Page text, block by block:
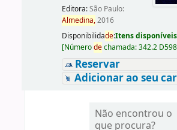
Editora:São Paulo:
Almedina,2016
Disponibilidade:Itens
[Númerodechamada:342.2 D598
Reservar
Adicionar ao seu
Não encontrou o
que procura?